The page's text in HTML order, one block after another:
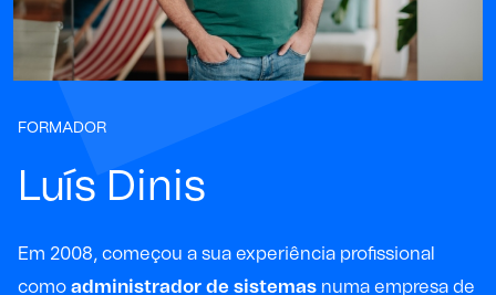
FORMADOR
Luís Dinis
Em 2008, começou a sua experiência profissional
como administrador de sistemas numa empresa de